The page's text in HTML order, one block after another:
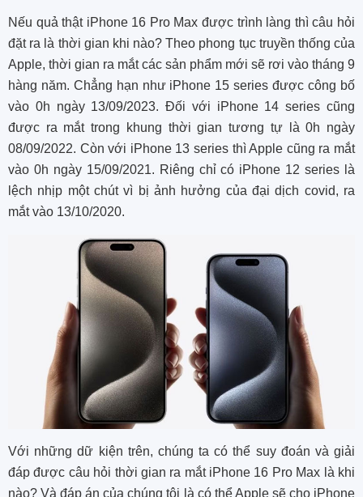
Nếu quả thật iPhone 16 Pro Max được trình làng thì câu hỏi
đặt ra là thời gian khi nào? Theo phong tục truyền thống của
Apple, thời gian ra mắt các sản phẩm mới sẽ rơi vào tháng 9
hàng năm. Chẳng hạn như iPhone 15 series được công bố
vào 0h ngày 13/09/2023. Đối với iPhone 14 series cũng
được ra mắt trong khung thời gian tương tự là 0h ngày
08/09/2022. Còn với iPhone 13 series thì Apple cũng ra mắt
vào 0h ngày 15/09/2021. Riêng chỉ có iPhone 12 series là
lệch nhịp một chút vì bị ảnh hưởng của đại dịch covid, ra
mắt vào 13/10/2020.
Với những dữ kiện trên, chúng ta có thể suy đoán và giải
đáp được câu hỏi thời gian ra mắt iPhone 16 Pro Max là khi
nào? Và đáp án của chúng tôi là có thể Apple sẽ cho iPhone